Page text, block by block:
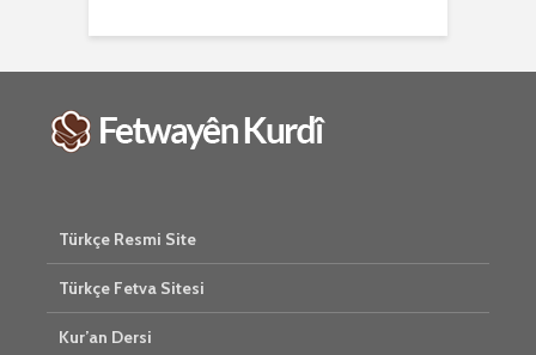
Türkçe Resmi Site
Türkçe Fetva Sitesi
Kur’an Dersi